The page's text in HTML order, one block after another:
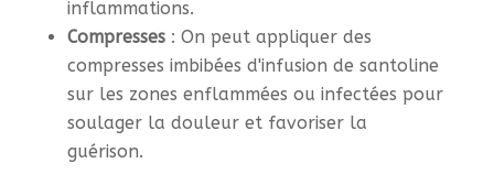
inflammations.
Compresses : On peut appliquer des
compresses imbibées d'infusion de santoline
sur les zones enflammées ou infectées pour
soulager la douleur et favoriser la
guérison.